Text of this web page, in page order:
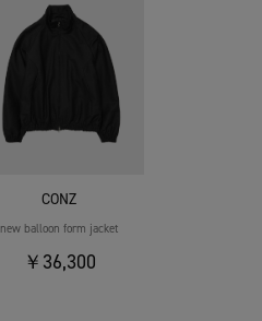
CONZ
new balloon form jacket
￥36,300